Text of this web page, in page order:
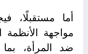
أما مستقبلًا،
مواجهة الأنظمة
ضد المرأة،